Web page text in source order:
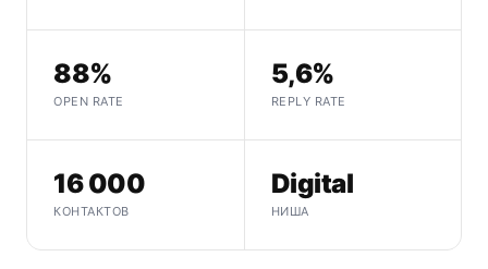
88%
OPEN RATE
5,6%
REPLY RATE
16 000
КОНТАКТОВ
Digital
НИША